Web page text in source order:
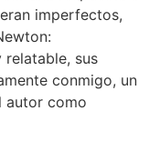
imperfectos,
sus
conmigo, un
autor como